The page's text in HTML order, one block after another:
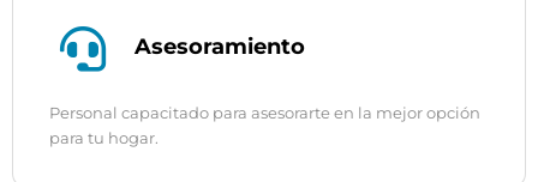
Asesoramiento
Personal capacitado para asesorarte en la mejor opción
para tu hogar.